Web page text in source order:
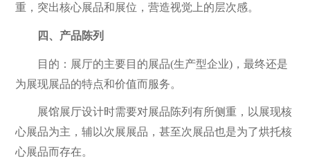
重，突出核心展品和展位，营造视觉上的层次感。
四、产品陈列
目的：展厅的主要目的展品(生产型企业)，最终还是
为展现展品的特点和价值而服务。
展馆展厅设计时需要对展品陈列有所侧重，以展现核
心展品为主，辅以次展展品，甚至次展品也是为了烘托核
心展品而存在。